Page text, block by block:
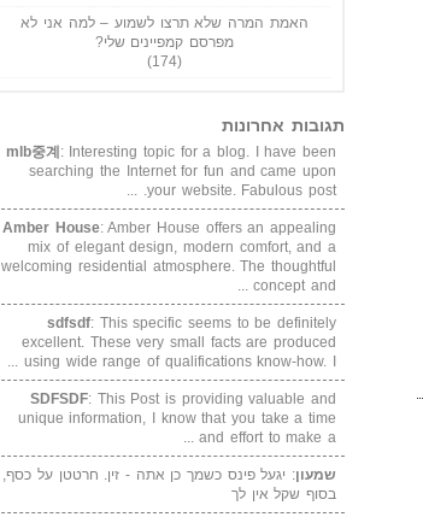
האמת המרה שלא תרצו לשמוע – למה אני לא
מפרסם קמפיינים שלי?
(174)
תגובות אחרונות
mlb중계 : Interesting topic for a blog. I have been
searching the Internet for fun and came upon
your website. Fabulous post. ...
Amber House: Amber House offers an appealing
mix of elegant design, modern comfort, and a
welcoming residential atmosphere. The thoughtful
concept and ...
sdfsdf: This specific seems to be definitely
excellent. These very small facts are produced
using wide range of qualifications know-how. I ...
SDFSDF: This Post is providing valuable and
unique information, I know that you take a time
and effort to make a ...
שמעון: יגעל פינס כשמך כן אתה - זין. חרטטן על כסף,
בסוף שקל אין לך